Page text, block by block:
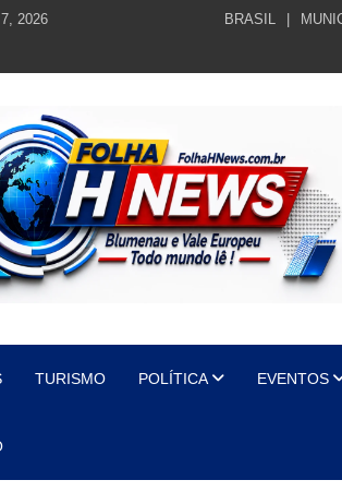
2026 BRASIL
TURISMO POLÍTICA EVENTOS